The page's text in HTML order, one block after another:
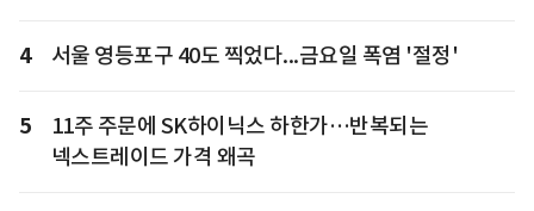
4 서울 영등포구 40도 찍었다...금요일 폭염 '절정'
5
11주 주문에 SK하이닉스 하한가…반복되는
넥스트레이드 가격 왜곡